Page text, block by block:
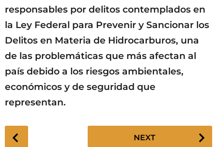
responsables por delitos contemplados en
la Ley Federal para Prevenir y Sancionar los
Delitos en Materia de Hidrocarburos, una
de las problemáticas que más afectan al
país debido a los riesgos ambientales,
económicos y de seguridad que
representan.
P
NEXT